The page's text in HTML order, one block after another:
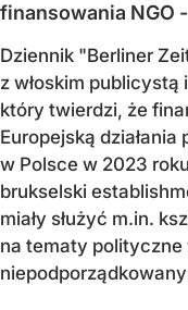
finansowania NGO
Dziennik "Berliner
z włoskim
który twierdzi, że
Europejską działania
w Polsce w 2023
brukselski
miały służyć m.in.
na tematy